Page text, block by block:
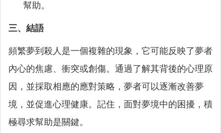
幫助。
三、結語
頻繁夢到殺人是一個複雜的現象，它可能反映了夢者
內心的焦慮、衝突或創傷。通過了解其背後的心理原
因，並採取相應的應對策略，夢者可以逐漸改善夢
境，並促進心理健康。記住，面對夢境中的困擾，積
極尋求幫助是關鍵。